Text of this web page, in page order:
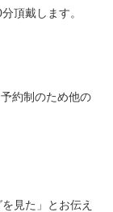
頂戴します。
約制のため他の
見た」とお伝え